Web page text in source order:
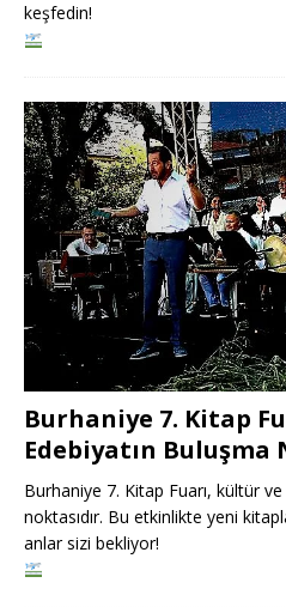
keşfedin!
Burhaniye 7. Kitap
Edebiyatın Buluşma
Burhaniye 7. Kitap Fuarı, kültür
noktasıdır. Bu etkinlikte yeni
anlar sizi bekliyor!